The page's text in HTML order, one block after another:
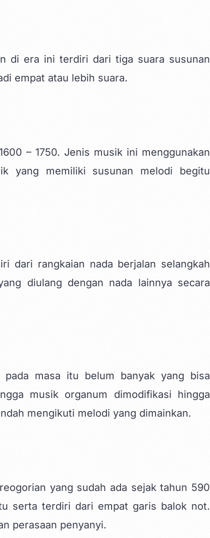
di era ini terdiri dari tiga suara susunan
empat atau lebih suara.
– 1750. Jenis musik ini menggunakan
yang memiliki susunan melodi begitu
dari rangkaian nada berjalan selangkah
diulang dengan nada lainnya secara
masa itu belum banyak yang bisa
musik organum dimodifikasi hingga
mengikuti melodi yang dimainkan.
yang sudah ada sejak tahun 590
serta terdiri dari empat garis balok not.
perasaan penyanyi.